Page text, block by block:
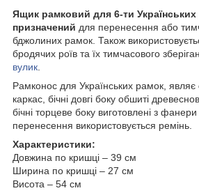
Ящик рамковий для 6-ти
призначений для перенесення або
бджолиних рамок. Також
бродячих роїв та їх тимчасового
вулик
Рамконос для Українських рамок,
каркас, бічні довгі боку обшиті
бічні торцеве боку виготовлені з
перенесення використовується ремінь.
Характеристики:
Довжина по кришці – 39 см
Ширина по кришці – 27 см
Висота – 54 см